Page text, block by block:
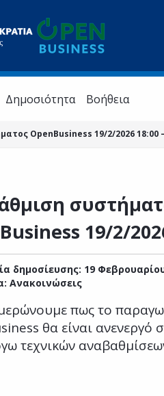
Δημοσιότητα Βοήθεια
OpenBusiness 19/2/2026 18:00
19/2/
δημοσίευσης: 19
Ανακοινώσεις
πως το
θα είναι ανενεργό
τεχνικών